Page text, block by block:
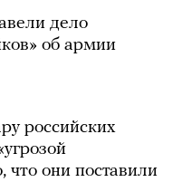
дело
об армии
российских
что они поставили